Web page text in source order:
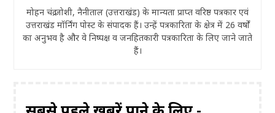
मोहन चंद्र जोशी, नैनीताल (उत्तराखंड) के मान्यता प्राप्त वरिष्ठ पत्रकार एवं
उत्तराखंड मॉर्निंग पोस्ट के संपादक हैं। उन्हें पत्रकारिता के क्षेत्र में 26 वर्षों
का अनुभव है और वे निष्पक्ष व जनहितकारी पत्रकारिता के लिए जाने जाते
हैं।